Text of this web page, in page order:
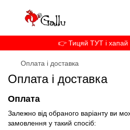
👉 Тицяй ТУТ і хапай
Оплата і доставка
Оплата і доставка
Оплата
Залежно від обраного варіанту ви
замовлення у такий спосіб: